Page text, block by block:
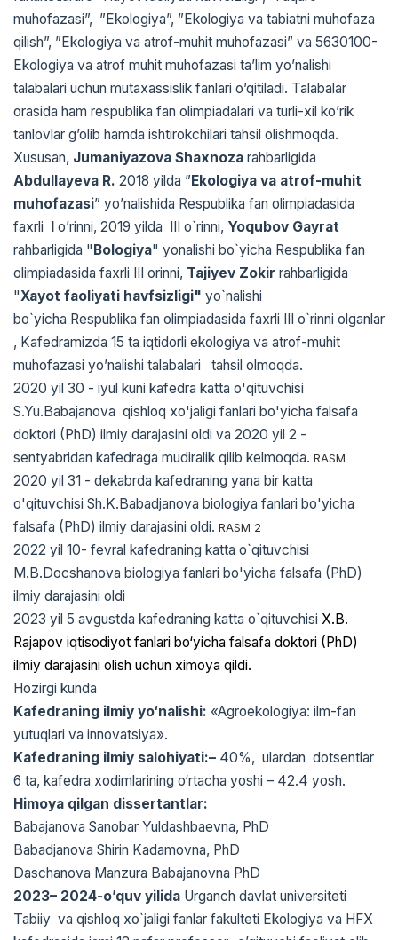
muhofazasi”, ”Ekologiya”, ”Ekologiya va tabiatni muhofaza
qilish”, ”Ekologiya va atrof-muhit muhofazasi” va 5630100-
Ekologiya va atrof muhit muhofazasi ta’lim yo’nalishi
talabalari uchun mutaxassislik fanlari o’qitiladi. Talabalar
orasida ham respublika fan olimpiadalari va turli-xil ko’rik
tanlovlar g’olib hamda ishtirokchilari tahsil olishmoqda.
Xususan, Jumaniyazova Shaxnoza rahbarligida
Abdullayeva R. 2018 yilda ”Ekologiya va atrof-muhit
muhofazasi” yo’nalishida Respublika fan olimpiadasida
faxrli I o’rinni, 2019 yilda III o`rinni, Yoqubov Gayrat
rahbarligida "Bologiya" yonalishi bo`yicha Respublika fan
olimpiadasida faxrli III orinni, Tajiyev Zokir rahbarligida
"Xayot faoliyati havfsizligi" yo`nalishi
bo`yicha Respublika fan olimpiadasida faxrli III o`rinni olganlar
, Kafedramizda 15 ta iqtidorli ekologiya va atrof-muhit
muhofazasi yo’nalishi talabalari tahsil olmoqda.
2020 yil 30 - iyul kuni kafedra katta o'qituvchisi
S.Yu.Babajanova qishloq xo'jaligi fanlari bo'yicha falsafa
doktori (PhD) ilmiy darajasini oldi va 2020 yil 2 -
sentyabridan kafedraga mudiralik qilib kelmoqda. RASM
2020 yil 31 - dekabrda kafedraning yana bir katta
o'qituvchisi Sh.K.Babadjanova biologiya fanlari bo'yicha
falsafa (PhD) ilmiy darajasini oldi. RASM 2
2022 yil 10- fevral kafedraning katta o`qituvchisi
M.B.Docshanova biologiya fanlari bo'yicha falsafa (PhD)
ilmiy darajasini oldi
2023 yil 5 avgustda kafedraning katta o`qituvchisi X.B.
Rajapov iqtisodiyot fanlari bo‘yicha falsafa doktori (PhD)
ilmiy darajasini olish uchun ximoya qildi.
Hozirgi kunda
Kafedraning ilmiy yo‘nalishi: «Agroekologiya: ilm-fan
yutuqlari va innovatsiya».
Kafedraning ilmiy salohiyati:– 40%, ulardan dotsentlar
6 ta, kafedra xodimlarining o‘rtacha yoshi – 42.4 yosh.
Himoya qilgan dissertantlar:
Babajanova Sanobar Yuldashbaevna, PhD
Babadjanova Shirin Kadamovna, PhD
Daschanova Manzura Babajanovna PhD
2023– 2024-o’quv yilida Urganch davlat universiteti
Таbiiy va qishloq xo`jaligi fanlar fakulteti Ekologiya va HFX